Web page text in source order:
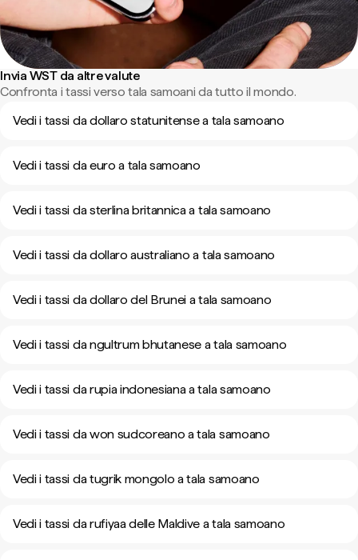
Invia WST da altre valute
Confronta i tassi verso tala samoani da tutto il mondo.
Vedi i tassi da dollaro statunitense a tala samoano
Vedi i tassi da euro a tala samoano
Vedi i tassi da sterlina britannica a tala samoano
Vedi i tassi da dollaro australiano a tala samoano
Vedi i tassi da dollaro del Brunei a tala samoano
Vedi i tassi da ngultrum bhutanese a tala samoano
Vedi i tassi da rupia indonesiana a tala samoano
Vedi i tassi da won sudcoreano a tala samoano
Vedi i tassi da tugrik mongolo a tala samoano
Vedi i tassi da rufiyaa delle Maldive a tala samoano